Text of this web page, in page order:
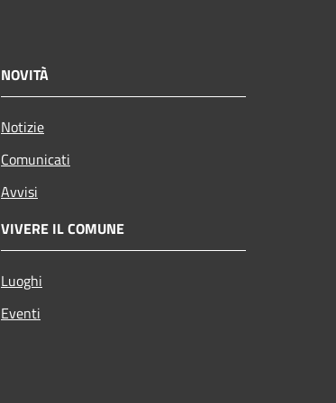
NOVITÀ
Notizie
Comunicati
Avvisi
VIVERE IL COMUNE
Luoghi
Eventi